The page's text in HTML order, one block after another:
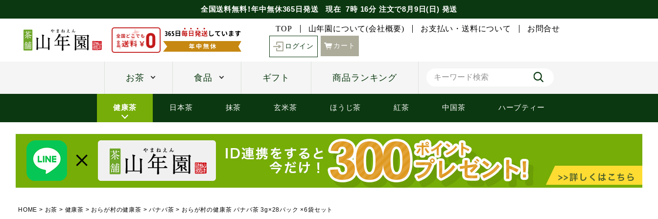
全国送料無料！年中無休365日発送 現在 7時 16分注文で8月9日(日) 発送
TOP 山年園について(会社概要) お支払い・送料について お問合せ
ログイン カート
お茶 食品 ギフト 商品ランキング
健康茶 日本茶 抹茶 玄米茶 ほうじ茶 紅茶 中国茶 ハーブティー
HOME お茶 健康茶 おらが村の健康茶 バナバ茶 おらが村の健康茶 バナバ茶 3g×28パック ×6袋セット